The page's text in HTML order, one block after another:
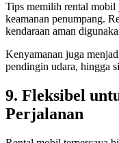
Tips memilih rental mobil
keamanan penumpang.
kendaraan aman
Kenyamanan juga
pendingin udara, hingga
9. Fleksibel
Perjalanan